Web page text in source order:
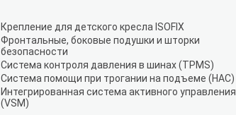
Крепление для детского кресла ISOFIX
Фронтальные, боковые подушки и шторки
безопасности
Система контроля давления в шинах (TPMS)
Система помощи при трогании на подъеме (HAC)
Интегрированная система активного управления
(VSM)